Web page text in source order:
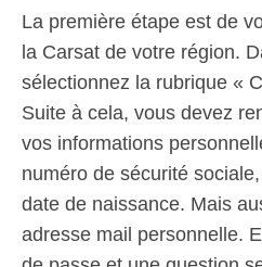
La première étape est de
la Carsat de votre région.
sélectionnez la rubrique «
Suite à cela, vous devez
vos informations
numéro de sécurité
date de naissance. Mais
adresse mail personnelle.